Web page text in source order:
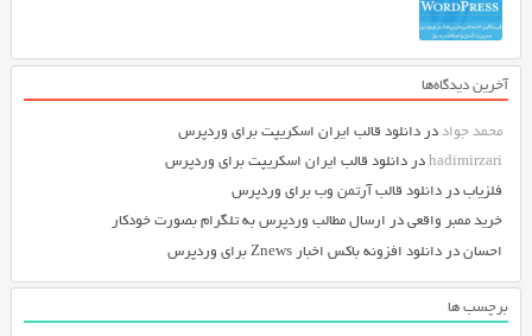
آخرین دیدگاه‌ها
محمد جواددر دانلود قالب ایران اسکریپت برای وردپرس
hadimirzariدر دانلود قالب ایران اسکریپت برای وردپرس
فلزیابدر دانلود قالب آرتمن وب برای وردپرس
خرید ممبر واقعیدر ارسال مطالب وردپرس به تلگرام بصورت خودکار
احساندر دانلود افزونه باکس اخبار Znews برای وردپرس
برچسب ها